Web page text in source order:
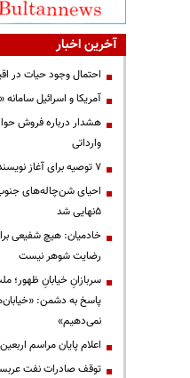
آخرین اخبار
احتمال وجود حیات در
آمریکا و اسرائیل
هشدار درباره فروش
وارداتی
۷ توصیه برای آغاز نویسندگی
احیای شن‌چاله‌های
۵نهایی شد
خادمیان: هیچ شفیعی
رضایت شوهر نیست
سربازانِ خیابانِ ظهور؛
پاسخ به دشمن:
نمی‌دهیم»
اعلام پایان مراسم اربعین ۱۴۰۵
توقف صادرات نفت